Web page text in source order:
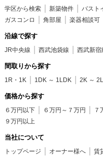
学区から検索 新築物件 バスト
ガスコンロ
角部屋 楽器相談可
沿線で探す
JR中央線 西武池袋線 西武新宿
間取りから探す
1R・1K 1DK ～ 1LDK 2K ～
価格から探す
６万円以下 ６万円～７万円 ７
９万円以上
当社について
トップページ オーナー様へ 賃